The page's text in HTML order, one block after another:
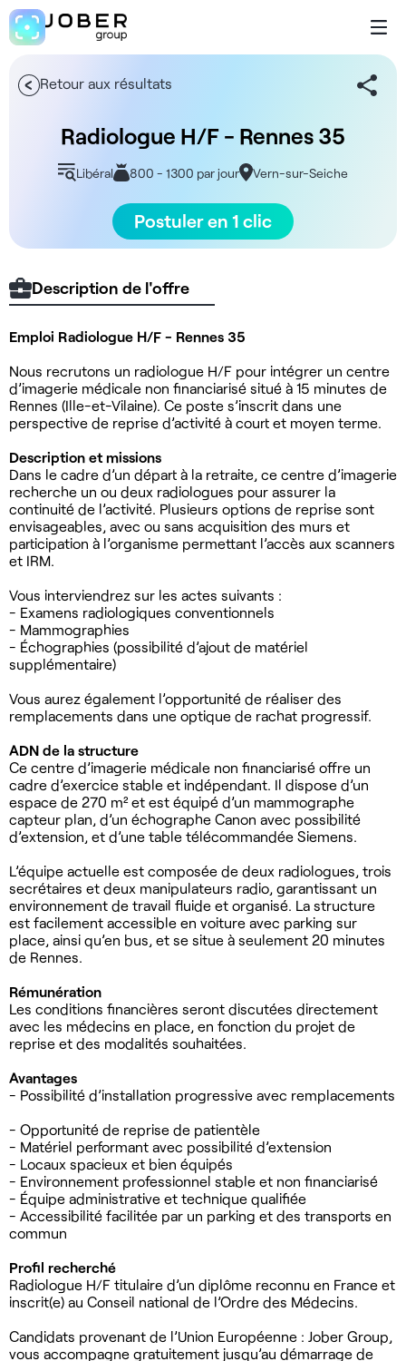
Retour aux résultats
Radiologue H/F - Rennes 35
Libéral 800 - 1300 par jour Vern-sur-Seiche
Postuler en 1 clic
Description de l'offre
Emploi Radiologue H/F - Rennes 35
Nous recrutons un radiologue H/F pour intégrer un centre
d’imagerie médicale non financiarisé situé à 15 minutes de
Rennes (Ille-et-Vilaine). Ce poste s’inscrit dans une
perspective de reprise d’activité à court et moyen terme.
Description et missions
Dans le cadre d’un départ à la retraite, ce centre d’imagerie
recherche un ou deux radiologues pour assurer la
continuité de l’activité. Plusieurs options de reprise sont
envisageables, avec ou sans acquisition des murs et
participation à l’organisme permettant l’accès aux scanners
et IRM.
Vous interviendrez sur les actes suivants :
- Examens radiologiques conventionnels
- Mammographies
- Échographies (possibilité d’ajout de matériel
supplémentaire)
Vous aurez également l’opportunité de réaliser des
remplacements dans une optique de rachat progressif.
ADN de la structure
Ce centre d’imagerie médicale non financiarisé offre un
cadre d’exercice stable et indépendant. Il dispose d’un
espace de 270 m² et est équipé d’un mammographe
capteur plan, d’un échographe Canon avec possibilité
d’extension, et d’une table télécommandée Siemens.
L’équipe actuelle est composée de deux radiologues, trois
secrétaires et deux manipulateurs radio, garantissant un
environnement de travail fluide et organisé. La structure
est facilement accessible en voiture avec parking sur
place, ainsi qu’en bus, et se situe à seulement 20 minutes
de Rennes.
Rémunération
Les conditions financières seront discutées directement
avec les médecins en place, en fonction du projet de
reprise et des modalités souhaitées.
Avantages
- Possibilité d’installation progressive avec remplacements
- Opportunité de reprise de patientèle
- Matériel performant avec possibilité d’extension
- Locaux spacieux et bien équipés
- Environnement professionnel stable et non financiarisé
- Équipe administrative et technique qualifiée
- Accessibilité facilitée par un parking et des transports en
commun
Profil recherché
Radiologue H/F titulaire d’un diplôme reconnu en France et
inscrit(e) au Conseil national de l’Ordre des Médecins.
Candidats provenant de l’Union Européenne : Jober Group,
vous accompagne gratuitement jusqu’au démarrage de